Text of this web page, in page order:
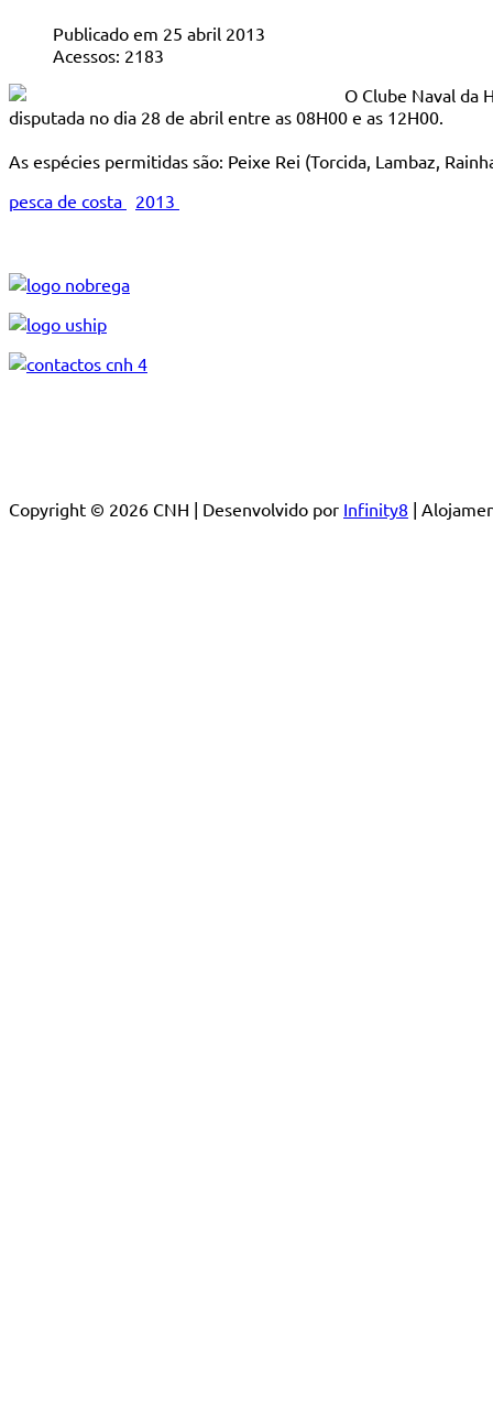
Publicado em 25 abril 2013
Acessos: 2183
O Clube Naval da
disputada no dia 28 de abril entre as 08H00 e as 12H00.
As espécies permitidas são: Peixe Rei (Torcida, Lambaz,
pesca de costa
2013
Copyright © 2026 CNH | Desenvolvido por Infinity8 |